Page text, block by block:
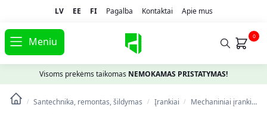
LV EE FI Pagalba Kontaktai Apie mus
Meniu 0
Visoms prekėms taikomas NEMOKAMAS PRISTATYMAS!
/ Santechnika, remontas, šildymas / Įrankiai / Mechaniniai įrankiai